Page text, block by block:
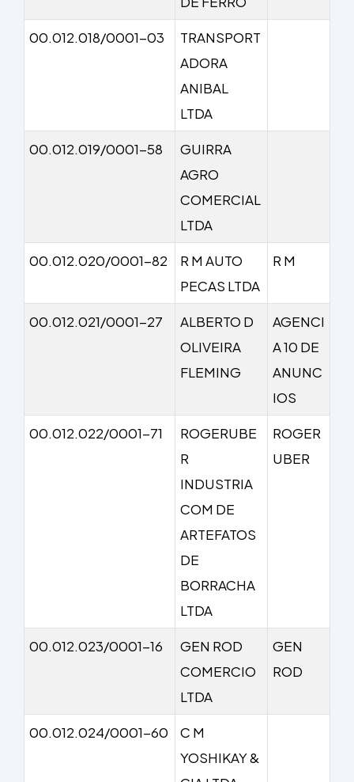
00.012.018/0001-03
TRANSPORT
ADORA
ANIBAL
LTDA
00.012.019/0001-58
GUIRRA
AGRO
COMERCIAL
LTDA
00.012.020/0001-82
R M AUTO
PECAS LTDA
R M
00.012.021/0001-27
ALBERTO D
OLIVEIRA
FLEMING
AGENCI
A 10 DE
ANUNC
IOS
00.012.022/0001-71
ROGERUBE
R
INDUSTRIA
COM DE
ARTEFATOS
DE
BORRACHA
LTDA
ROGER
UBER
00.012.023/0001-16
GEN ROD
COMERCIO
LTDA
GEN
ROD
00.012.024/0001-60
C M
YOSHIKAY &